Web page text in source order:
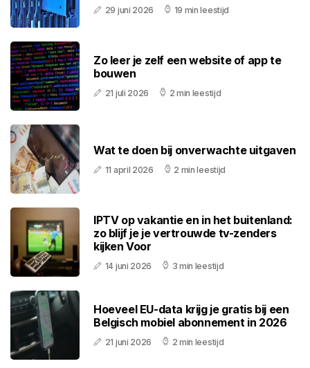
29 juni 2026 19 min leestijd
Zo leer je zelf een website of app te
bouwen
21 juli 2026 2 min leestijd
Wat te doen bij onverwachte uitgaven
11 april 2026 2 min leestijd
IPTV op vakantie en in het buitenland:
zo blijf je je vertrouwde tv-zenders
kijken Voor
14 juni 2026 3 min leestijd
Hoeveel EU-data krijg je gratis bij een
Belgisch mobiel abonnement in 2026
21 juni 2026 2 min leestijd